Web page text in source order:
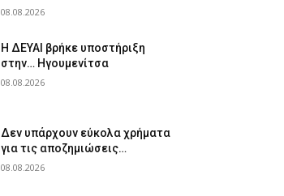
08.08.2026
Η ΔΕΥΑΙ βρήκε υποστήριξη
στην… Ηγουμενίτσα
08.08.2026
Δεν υπάρχουν εύκολα χρήματα
για τις αποζημιώσεις…
08.08.2026